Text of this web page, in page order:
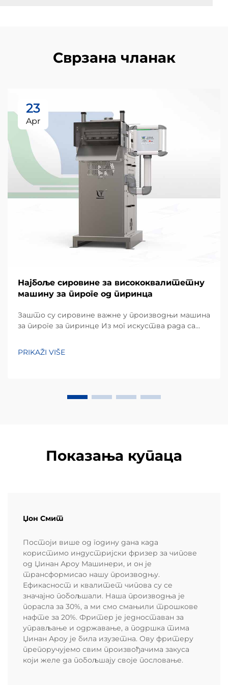
Сврзана чланак
23
Apr
Најбоље сировине за висококвалитетну
машину за пироге од пиринца
Зашто су сировине важне у производњи машина
за пироге за пиринце Из мог искуства рада са
најнепрецјењенијих фактора у постизању
доследног излаза није само машина, већ
PRIKAŽI VIŠE
Показања купаца
Џон Смит
Постоји више од годину дана када
користимо индустријски фризер за чипове
од Џинан Ароу Машинери, и он је
трансформисао нашу производњу.
Ефикасност и квалитет чипова су се
значајно побољшали. Наша производња је
порасла за 30%, а ми смо смањили трошкове
нафте за 20%. Фритер је једноставан за
управљање и одржавање, а подршка тима
Џинан Ароу је била изузетна. Ову фритеру
препоручујемо свим произвођачима закуса
који желе да побољшају своје пословање.